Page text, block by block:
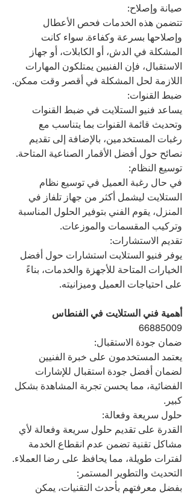
صيانة وإصلاح:
تتضمن هذه الخدمات فحص الأعطال
وإصلاحها بسرعة وكفاءة. سواء كانت
المشكلة في الدش، أو الكابلات، أو جهاز
الاستقبال، فإن الفنيين يمتلكون المهارات
اللازمة لحل المشكلة في أقصر وقت ممكن.
ضبط القنوات:
يساعد فنيو الستلايت في ضبط القنوات
وتحديث قائمة القنوات بما يتناسب مع
رغبات المستخدمين، بالإضافة إلى تقديم
نصائح حول أفضل الأقمار الصناعية المتاحة.
توسيع النظام:
في حال رغبة العميل في توسيع نظام
الستلايت ليشمل أكثر من جهاز تلفاز في
المنزل، يقوم الفني بتوفير الحلول المناسبة
وتركيب المقسمات والموزعات.
تقديم الاستشارات:
يوفر فنيو الستلايت استشارات حول أفضل
الخيارات المتاحة للأجهزة والخدمات، بناءً
على احتياجات العميل وميزانيته.
أهمية فني الستلايت في الفنطاس
66885009
ضمان جودة الاستقبال:
يعتمد المستخدمون على خبرة الفنيين
لضمان أفضل جودة استقبال للإشارات
الفضائية، مما يحسن تجربة المشاهدة بشكل
كبير.
حلول سريعة وفعالة:
القدرة على تقديم حلول سريعة وفعالة لأي
مشاكل تقنية تضمن عدم انقطاع الخدمة
لفترات طويلة، مما يحافظ على رضا العملاء.
التحديث والتطوير المستمر:
بفضل معرفتهم بأحدث التقنيات، يمكن